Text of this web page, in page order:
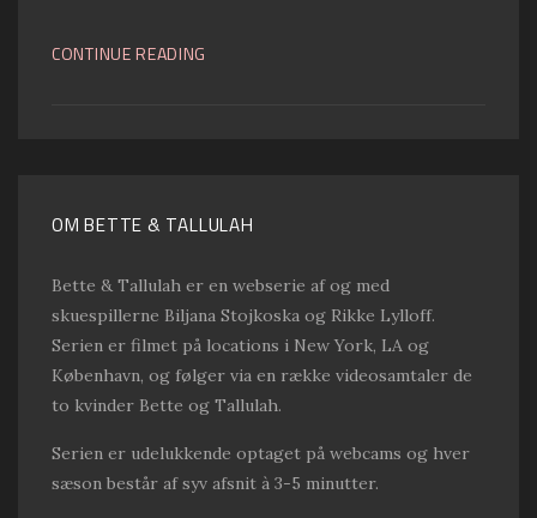
CONTINUE READING
OM BETTE & TALLULAH
Bette & Tallulah er en webserie af og med
skuespillerne Biljana Stojkoska og Rikke Lylloff.
Serien er filmet på locations i New York, LA og
København, og følger via en række videosamtaler de
to kvinder Bette og Tallulah.
Serien er udelukkende optaget på webcams og hver
sæson består af syv afsnit à 3-5 minutter.